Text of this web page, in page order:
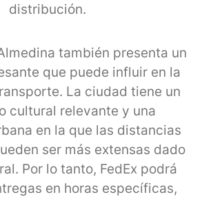
distribución.
también presenta un
que puede influir en la
La ciudad tiene un
cultural relevante y una
en la que las distancias
ser más extensas dado
Por lo tanto, FedEx podrá
en horas específicas,